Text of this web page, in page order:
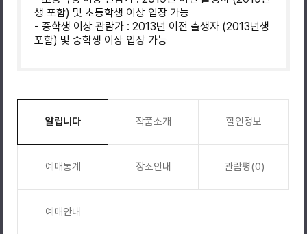
생 포함) 및 초등학생 이상 입장 가능
- 중학생 이상 관람가 : 2013년 이전 출생자 (2013년생
포함) 및 중학생 이상 입장 가능
알립니다 작품소개 할인정보
예매통계 장소안내 관람평(0)
예매안내